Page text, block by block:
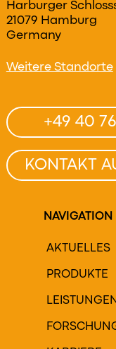
Harburger
21079 Hamburg
Germany
Weitere Standorte
+49 40
KONTAKT
NAVIGATION
AKTUELLES
PRODUKTE
LEISTUNGEN